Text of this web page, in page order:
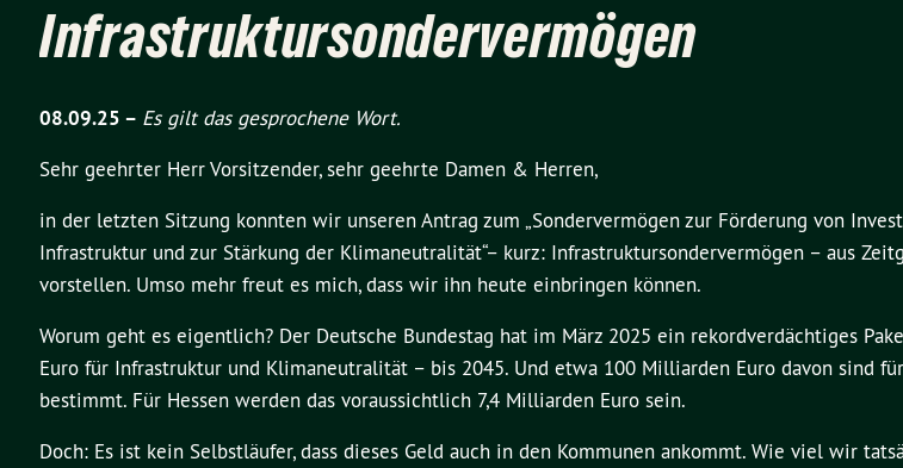
Infrastruktursondervermögen
08.09.25 – Es gilt das gesprochene Wort.
Sehr geehrter Herr Vorsitzender, sehr geehrte Damen & Herren,
in der letzten Sitzung konnten wir unseren Antrag zum „Sondervermögen zur Förderung von
Infrastruktur und zur Stärkung der Klimaneutralität“– kurz: Infrastruktursondervermögen – aus
vorstellen. Umso mehr freut es mich, dass wir ihn heute einbringen können.
Worum geht es eigentlich? Der Deutsche Bundestag hat im März 2025 ein rekordverdächtiges
Euro für Infrastruktur und Klimaneutralität – bis 2045. Und etwa 100 Milliarden Euro davon sind
bestimmt. Für Hessen werden das voraussichtlich 7,4 Milliarden Euro sein.
Doch: Es ist kein Selbstläufer, dass dieses Geld auch in den Kommunen ankommt. Wie viel wir